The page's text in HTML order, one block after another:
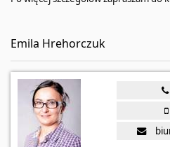
Emila Hrehorczuk